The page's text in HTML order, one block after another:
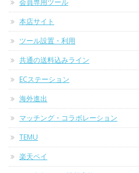
会員専用ツール
本店サイト
ツール設置・利用
共通の送料込みライン
ECステーション
海外進出
マッチング・コラボレーション
TEMU
楽天ペイ